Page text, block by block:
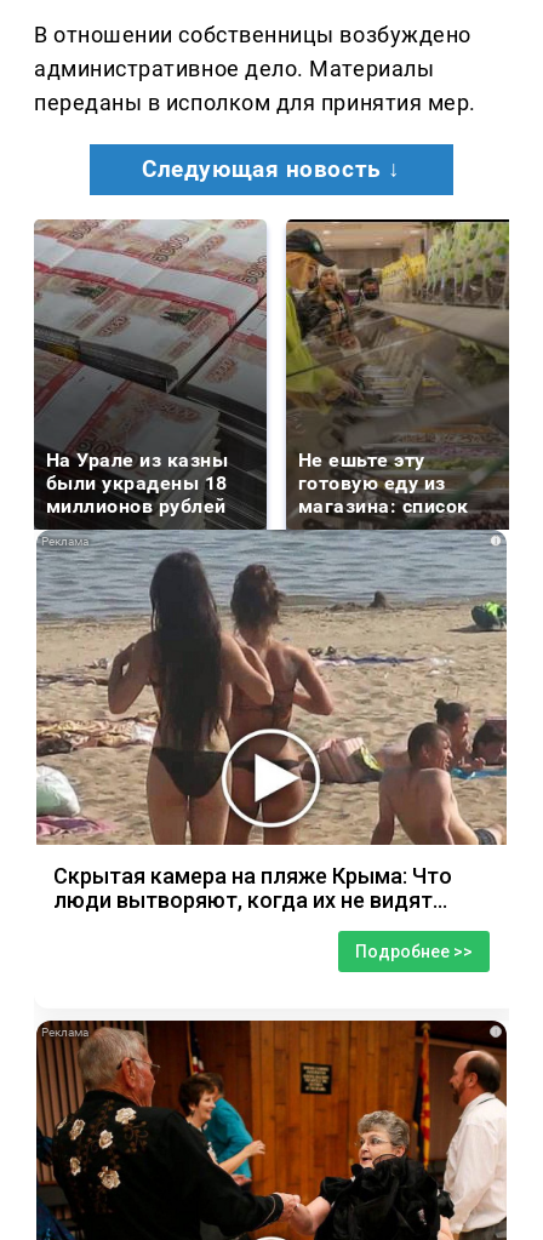
В отношении собственницы возбуждено
административное дело. Материалы
переданы в исполком для принятия мер.
Следующая новость ↓
На Урале из казны
были украдены 18
миллионов рублей
Не ешьте эту
готовую еду из
магазина: список
i
Скрытая камера на пляже Крыма: Что
люди вытворяют, когда их не видят...
Подробнее >>
i